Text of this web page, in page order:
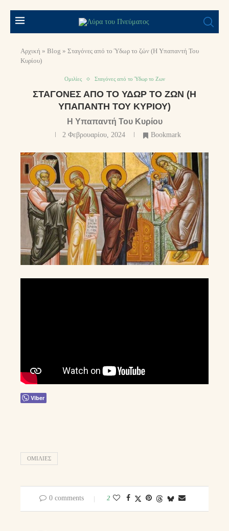
Αρχική » Blog » Σταγόνες από το Ύδωρ το ζών (Η Υπαπαντή Του
Κυρίου)
Ομιλίες Σταγόνες από το Ύδωρ το Ζων
ΣΤΑΓΌΝΕΣ ΑΠΌ ΤΟ ΎΔΩΡ ΤΟ ΖΏΝ (Η
ΥΠΑΠΑΝΤΉ ΤΟΥ ΚΥΡΊΟΥ)
Η Υπαπαντή Του Κυρίου
2 Φεβρουαρίου, 2024 Bookmark
Viber
ΟΜΙΛΊΕΣ
0 comments 2